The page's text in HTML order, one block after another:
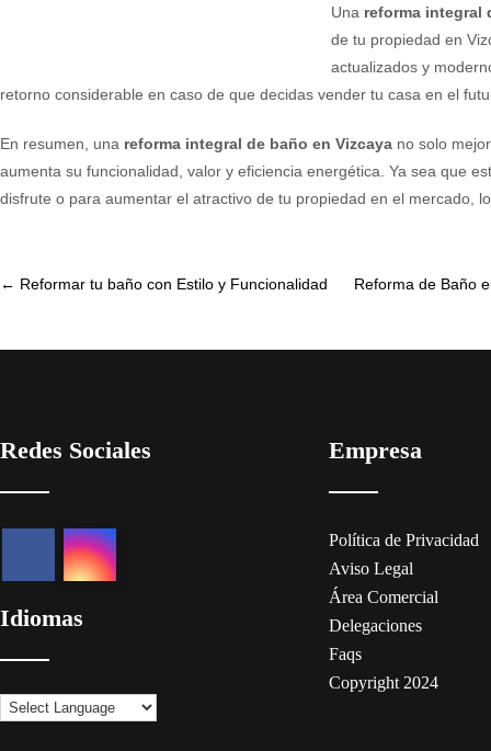
Una reforma integral
de tu propiedad en
actualizados y
retorno considerable en caso de que decidas vender tu casa en el
En resumen, una reforma integral de baño en Vizcaya no solo
aumenta su funcionalidad, valor y eficiencia energética. Ya sea que
disfrute o para aumentar el atractivo de tu propiedad en el mercado,
Post
← Reformar tu baño con Estilo y Funcionalidad Reforma de Baño
Redes Sociales
Idiomas
Empresa
Política de Privacidad
Aviso Legal
Área Comercial
Delegaciones
Faqs
Copyright 2024